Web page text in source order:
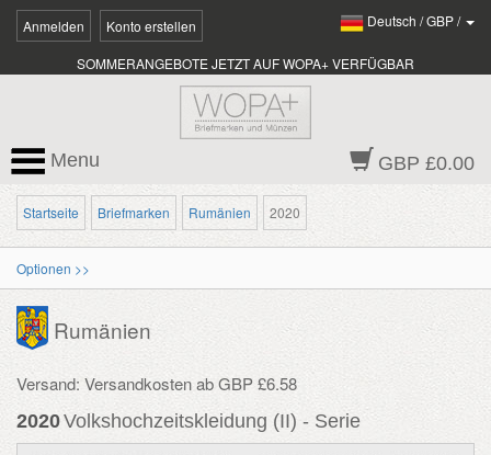
Anmelden Konto erstellen Deutsch /GBP/
SOMMERANGEBOTE JETZT AUF WOPA+ VERFÜGBAR
GBP £0.00
Menu
Startseite Briefmarken Rumänien 2020
Optionen >>
Rumänien
Versand: Versandkosten ab GBP £6.58
2020Volkshochzeitskleidung (II) - Serie